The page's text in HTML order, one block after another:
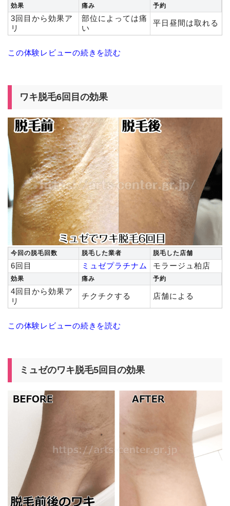
効果 痛み 予約
3回目から効果ア
リ
部位によっては痛
い
平日昼間は取れる
この体験レビューの続きを読む
ワキ脱毛6回目の効果
今回の脱毛回数 脱毛した業者 脱毛した店舗
6回目 ミュゼプラチナム モラージュ柏店
効果 痛み 予約
4回目から効果ア
リ
チクチクする 店舗による
この体験レビューの続きを読む
ミュゼのワキ脱毛5回目の効果